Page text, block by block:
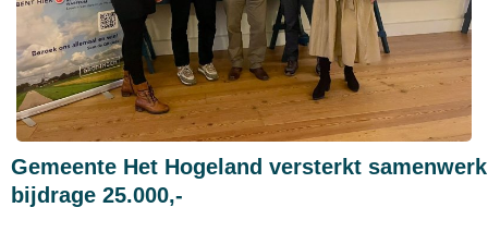
Gemeente Het Hogeland versterkt
bijdrage 25.000,-